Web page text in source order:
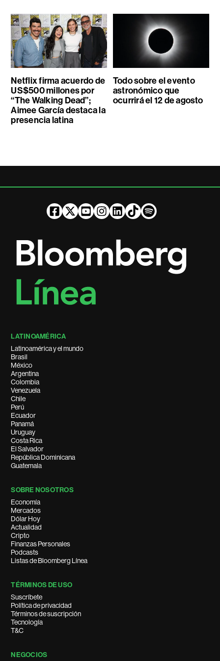
Netflix firma acuerdo de
US$500 millones por
“The Walking Dead”;
Aimee García destaca la
presencia latina
Todo sobre el evento
astronómico que
ocurrirá el 12 de agosto
LATINOAMÉRICA
Latinoamérica y el mundo
Brasil
México
Argentina
Colombia
Venezuela
Chile
Perú
Ecuador
Panamá
Uruguay
Costa Rica
El Salvador
República Dominicana
Guatemala
SOBRE NOSOTROS
Economía
Mercados
Dólar Hoy
Actualidad
Cripto
Finanzas Personales
Podcasts
Listas de Bloomberg Línea
TÉRMINOS DE USO
Suscríbete
Política de privacidad
Términos de suscripción
Tecnología
T&C
NEGOCIOS